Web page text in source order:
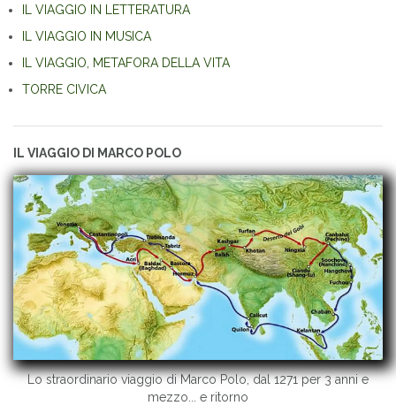
IL VIAGGIO IN LETTERATURA
IL VIAGGIO IN MUSICA
IL VIAGGIO, METAFORA DELLA VITA
TORRE CIVICA
IL VIAGGIO DI MARCO POLO
Lo straordinario viaggio di Marco Polo, dal 1271 per 3 anni e
mezzo... e ritorno